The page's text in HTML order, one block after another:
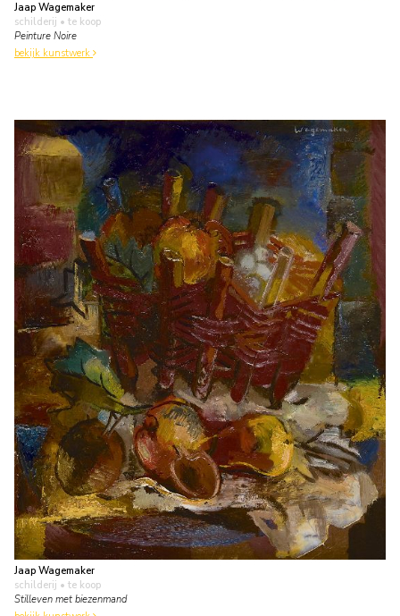
Jaap Wagemaker
schilderij • te koop
Peinture Noire
bekijk kunstwerk
Jaap Wagemaker
schilderij • te koop
Stilleven met biezenmand